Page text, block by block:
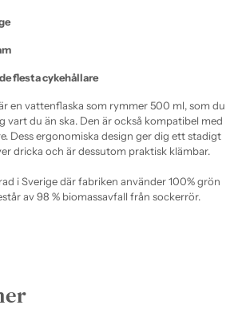
flesta cykehållare
en vattenflaska som rymmer 500 ml, som du
vart du än ska. Den är också kompatibel med
Dess ergonomiska design ger dig ett stadigt
dricka och är dessutom praktisk klämbar.
i Sverige där fabriken använder 100% grön
av 98 % biomassavfall från sockerrör.